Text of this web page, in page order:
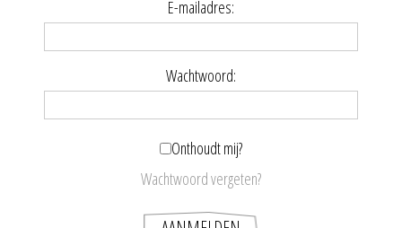
E-mailadres:
Wachtwoord:
Onthoudt mij?
Wachtwoord vergeten?